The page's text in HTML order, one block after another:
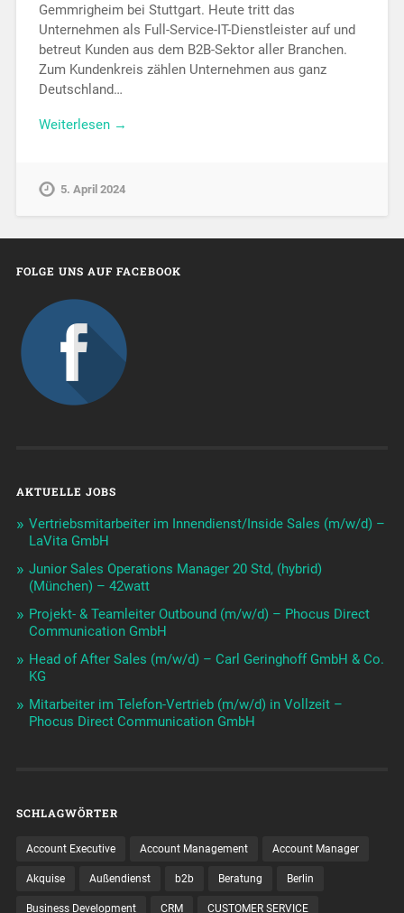
Gemmrigheim bei Stuttgart. Heute tritt das
Unternehmen als Full-Service-IT-Dienstleister auf und
betreut Kunden aus dem B2B-Sektor aller Branchen.
Zum Kundenkreis zählen Unternehmen aus ganz
Deutschland…
Weiterlesen →
5. April 2024
FOLGE UNS AUF FACEBOOK
AKTUELLE JOBS
Vertriebsmitarbeiter im Innendienst/Inside Sales (m/w/d) –
LaVita GmbH
Junior Sales Operations Manager 20 Std, (hybrid)
(München) – 42watt
Projekt- & Teamleiter Outbound (m/w/d) – Phocus Direct
Communication GmbH
Head of After Sales (m/w/d) – Carl Geringhoff GmbH & Co.
KG
Mitarbeiter im Telefon-Vertrieb (m/w/d) in Vollzeit –
Phocus Direct Communication GmbH
SCHLAGWÖRTER
Account Executive Account Management Account Manager
Akquise Außendienst b2b Beratung Berlin
Business Development CRM CUSTOMER SERVICE